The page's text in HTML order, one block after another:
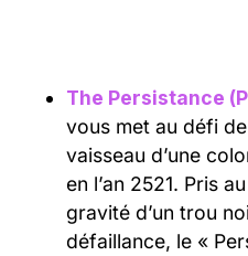
The Persistance
vous met au défi
vaisseau d’une
en l’an 2521. Pris
gravité d’un trou
défaillance, le «